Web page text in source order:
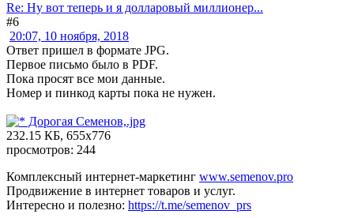
Re: Ну вот теперь и я долларовый миллионер...
#6
20:07, 10 ноября, 2018
Ответ пришел в формате JPG.
Первое письмо было в PDF.
Пока просят все мои данные.
Номер и пинкод карты пока не нужен.
Дорогая Семенов,.jpg
232.15 КБ, 655x776
просмотров: 244
Комплексный интернет-маркетинг www.semenov.pro
Продвижение в интернет товаров и услуг.
Интересно и полезно: https://t.me/semenov_prs